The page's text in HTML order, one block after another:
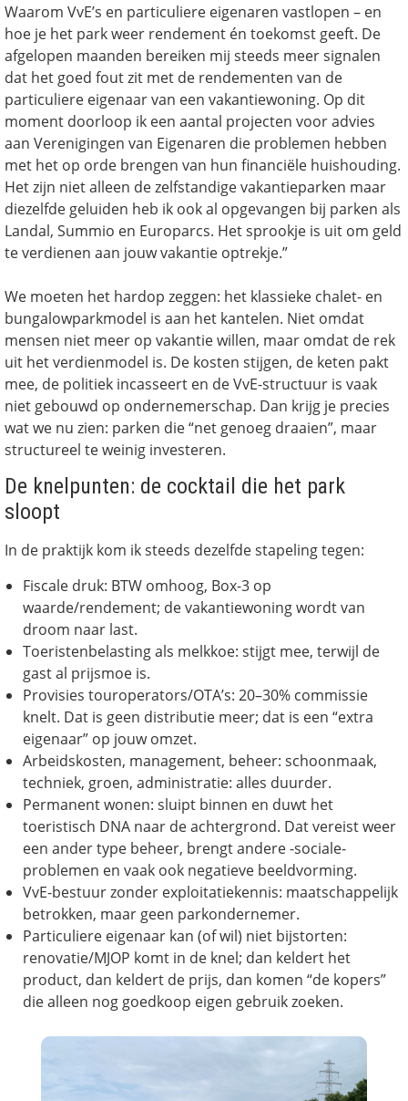
Waarom VvE’s en particuliere eigenaren vastlopen – en
hoe je het park weer rendement én toekomst geeft. De
afgelopen maanden bereiken mij steeds meer signalen
dat het goed fout zit met de rendementen van de
particuliere eigenaar van een vakantiewoning. Op dit
moment doorloop ik een aantal projecten voor advies
aan Verenigingen van Eigenaren die problemen hebben
met het op orde brengen van hun financiële huishouding.
Het zijn niet alleen de zelfstandige vakantieparken maar
diezelfde geluiden heb ik ook al opgevangen bij parken als
Landal, Summio en Europarcs. Het sprookje is uit om geld
te verdienen aan jouw vakantie optrekje.”
We moeten het hardop zeggen: het klassieke chalet- en
bungalowparkmodel is aan het kantelen. Niet omdat
mensen niet meer op vakantie willen, maar omdat de rek
uit het verdienmodel is. De kosten stijgen, de keten pakt
mee, de politiek incasseert en de VvE-structuur is vaak
niet gebouwd op ondernemerschap. Dan krijg je precies
wat we nu zien: parken die “net genoeg draaien”, maar
structureel te weinig investeren.
De knelpunten: de cocktail die het park
sloopt
In de praktijk kom ik steeds dezelfde stapeling tegen:
Fiscale druk: BTW omhoog, Box-3 op
waarde/rendement; de vakantiewoning wordt van
droom naar last.
Toeristenbelasting als melkkoe: stijgt mee, terwijl de
gast al prijsmoe is.
Provisies touroperators/OTA’s: 20–30% commissie
knelt. Dat is geen distributie meer; dat is een “extra
eigenaar” op jouw omzet.
Arbeidskosten, management, beheer: schoonmaak,
techniek, groen, administratie: alles duurder.
Permanent wonen: sluipt binnen en duwt het
toeristisch DNA naar de achtergrond. Dat vereist weer
een ander type beheer, brengt andere -sociale-
problemen en vaak ook negatieve beeldvorming.
VvE-bestuur zonder exploitatiekennis: maatschappelijk
betrokken, maar geen parkondernemer.
Particuliere eigenaar kan (of wil) niet bijstorten:
renovatie/MJOP komt in de knel; dan keldert het
product, dan keldert de prijs, dan komen “de kopers”
die alleen nog goedkoop eigen gebruik zoeken.